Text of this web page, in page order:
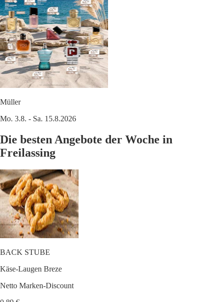
Müller
Mo. 3.8. - Sa. 15.8.2026
Die besten Angebote der Woche in
Freilassing
BACK STUBE
Käse-Laugen Breze
Netto Marken-Discount